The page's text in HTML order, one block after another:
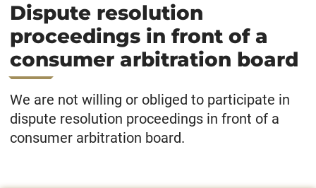
Dispute resolution
proceedings in front of a
consumer arbitration board
We are not willing or obliged to participate in
dispute resolution proceedings in front of a
consumer arbitration board.